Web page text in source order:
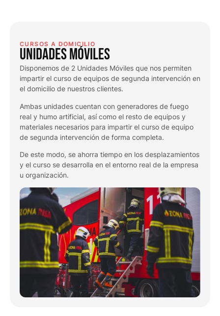
CURSOS A DOMICILIO
UNIDADES MÓVILES
Disponemos de 2 Unidades Móviles que nos permiten
impartir el curso de equipos de segunda intervención en
el domicilio de nuestros clientes.
Ambas unidades cuentan con generadores de fuego
real y humo artificial, así como el resto de equipos y
materiales necesarios para impartir el curso de equipo
de segunda intervención de forma completa.
De este modo, se ahorra tiempo en los desplazamientos
y el curso se desarrolla en el entorno real de la empresa
u organización.